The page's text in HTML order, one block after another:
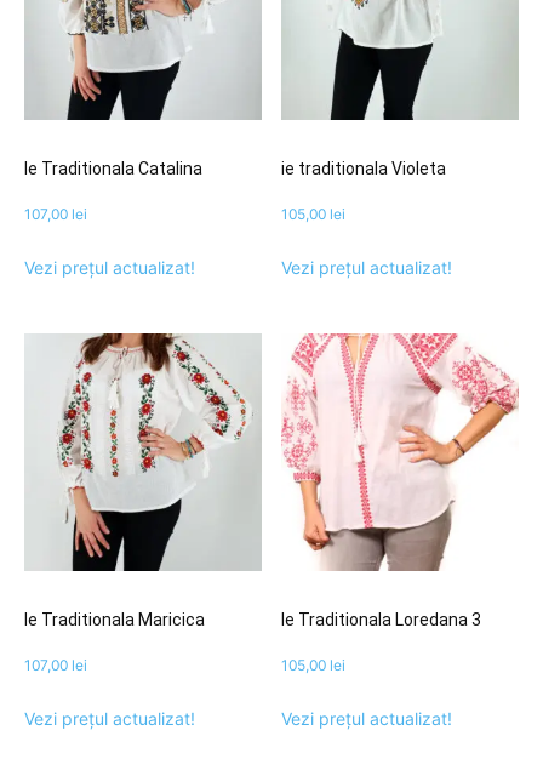
Ie Traditionala Catalina
107,00 lei
Vezi prețul actualizat!
ie traditionala Violeta
105,00 lei
Vezi prețul actualizat!
Ie Traditionala Maricica
107,00 lei
Vezi prețul actualizat!
Ie Traditionala Loredana 3
105,00 lei
Vezi prețul actualizat!